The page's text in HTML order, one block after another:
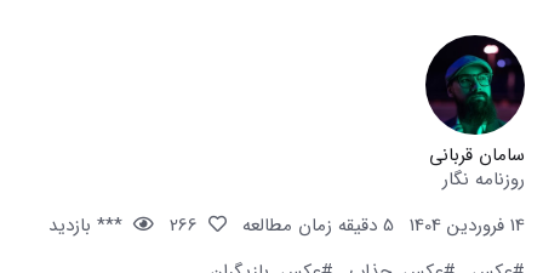
سامان قربانی
روزنامه نگار
14 فروردین 1404
5 دقیقه زمان مطالعه
*** بازدید